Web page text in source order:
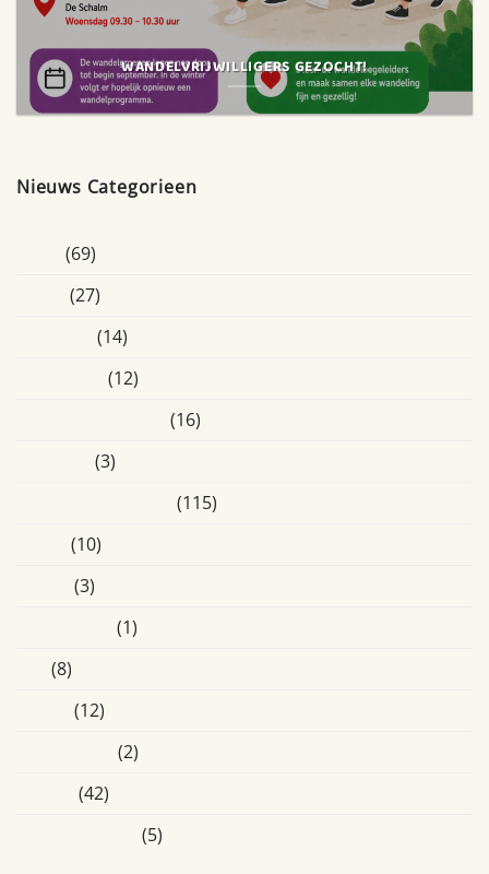
WANDELVRIJWILLIGERS GEZOCHT!
Nieuws Categorieen
(69)
(27)
(14)
(12)
(16)
(3)
(115)
(10)
(3)
(1)
(8)
(12)
(2)
(42)
(5)